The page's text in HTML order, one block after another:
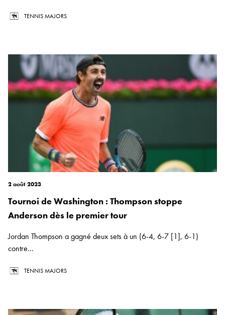
TENNIS MAJORS
2 août 2023
Tournoi de Washington : Thompson stoppe
Anderson dès le premier tour
Jordan Thompson a gagné deux sets à un (6-4, 6-7 [1], 6-1)
contre...
TENNIS MAJORS